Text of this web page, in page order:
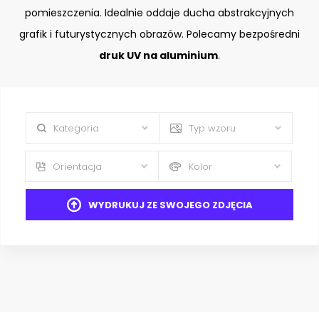
pomieszczenia. Idealnie oddaje ducha abstrakcyjnych
grafik i futurystycznych obrazów. Polecamy bezpośredni
druk UV na aluminium.
Kategoria Typ wzoru
Orientacja Kolor
WYDRUKUJ ZE SWOJEGO ZDJĘCIA